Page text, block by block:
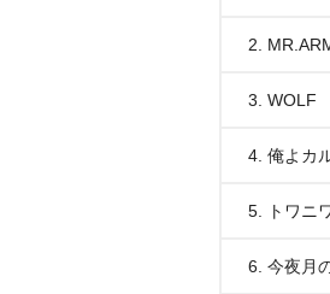
2.
3. WOLF
4. 俺よカ
5. トワニ
6. 今夜月